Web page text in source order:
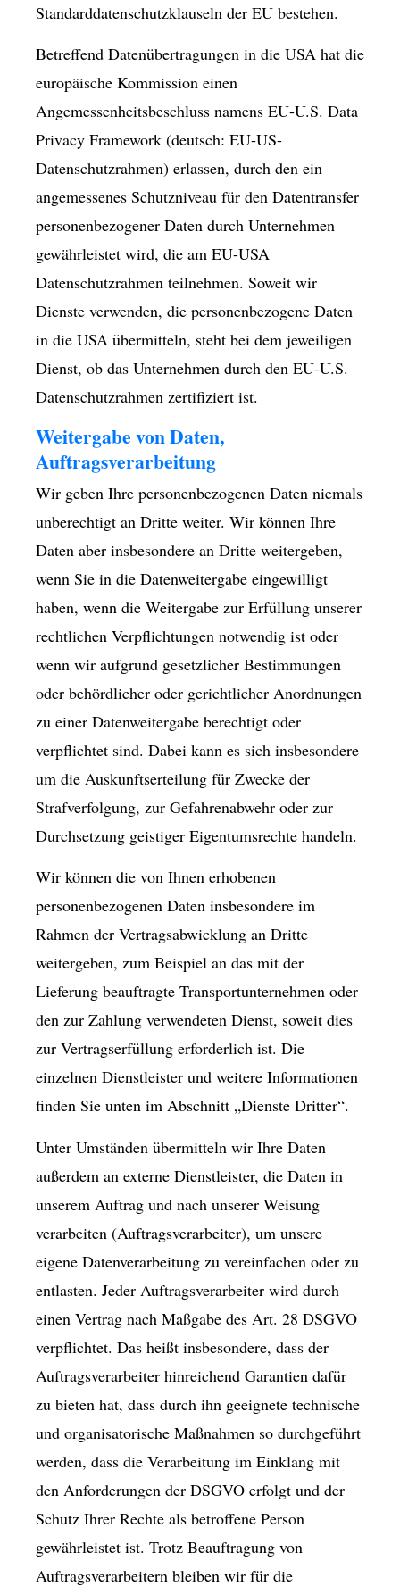
Standarddatenschutzklauseln der EU bestehen.
Betreffend Datenübertragungen in die USA hat die
europäische Kommission einen
Angemessenheitsbeschluss namens EU-U.S. Data
Privacy Framework (deutsch: EU-US-
Datenschutzrahmen) erlassen, durch den ein
angemessenes Schutzniveau für den Datentransfer
personenbezogener Daten durch Unternehmen
gewährleistet wird, die am EU-USA
Datenschutzrahmen teilnehmen. Soweit wir
Dienste verwenden, die personenbezogene Daten
in die USA übermitteln, steht bei dem jeweiligen
Dienst, ob das Unternehmen durch den EU-U.S.
Datenschutzrahmen zertifiziert ist.
Weitergabe von Daten,
Auftragsverarbeitung
Wir geben Ihre personenbezogenen Daten niemals
unberechtigt an Dritte weiter. Wir können Ihre
Daten aber insbesondere an Dritte weitergeben,
wenn Sie in die Datenweitergabe eingewilligt
haben, wenn die Weitergabe zur Erfüllung unserer
rechtlichen Verpflichtungen notwendig ist oder
wenn wir aufgrund gesetzlicher Bestimmungen
oder behördlicher oder gerichtlicher Anordnungen
zu einer Datenweitergabe berechtigt oder
verpflichtet sind. Dabei kann es sich insbesondere
um die Auskunftserteilung für Zwecke der
Strafverfolgung, zur Gefahrenabwehr oder zur
Durchsetzung geistiger Eigentumsrechte handeln.
Wir können die von Ihnen erhobenen
personenbezogenen Daten insbesondere im
Rahmen der Vertragsabwicklung an Dritte
weitergeben, zum Beispiel an das mit der
Lieferung beauftragte Transportunternehmen oder
den zur Zahlung verwendeten Dienst, soweit dies
zur Vertragserfüllung erforderlich ist. Die
einzelnen Dienstleister und weitere Informationen
finden Sie unten im Abschnitt „Dienste Dritter“.
Unter Umständen übermitteln wir Ihre Daten
außerdem an externe Dienstleister, die Daten in
unserem Auftrag und nach unserer Weisung
verarbeiten (Auftragsverarbeiter), um unsere
eigene Datenverarbeitung zu vereinfachen oder zu
entlasten. Jeder Auftragsverarbeiter wird durch
einen Vertrag nach Maßgabe des Art. 28 DSGVO
verpflichtet. Das heißt insbesondere, dass der
Auftragsverarbeiter hinreichend Garantien dafür
zu bieten hat, dass durch ihn geeignete technische
und organisatorische Maßnahmen so durchgeführt
werden, dass die Verarbeitung im Einklang mit
den Anforderungen der DSGVO erfolgt und der
Schutz Ihrer Rechte als betroffene Person
gewährleistet ist. Trotz Beauftragung von
Auftragsverarbeitern bleiben wir für die